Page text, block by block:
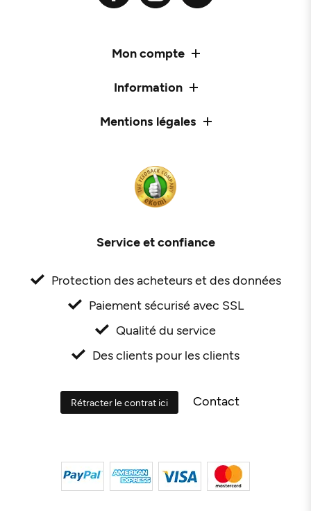
Mon compte
Information
Mentions légales
Service et confiance
Protection des acheteurs et des données
Paiement sécurisé avec SSL
Qualité du service
Des clients pour les clients
Rétracter le contrat ici Contact